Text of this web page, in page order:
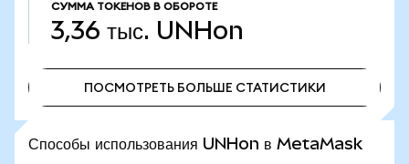
СУММА ТОКЕНОВ В ОБОРОТЕ
3,36 тыс. UNHon
ПОСМОТРЕТЬ БОЛЬШЕ СТАТИСТИКИ
Способы использования UNHon в MetaMask